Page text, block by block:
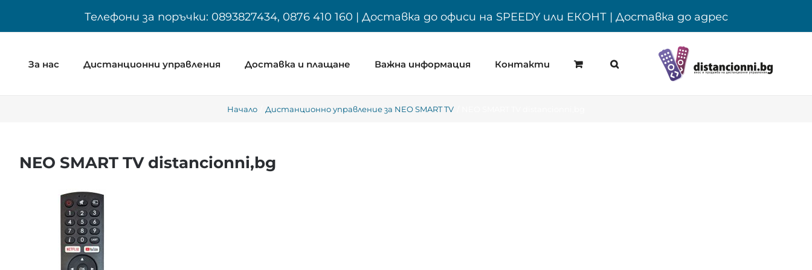
Телефони за поръчки: 0893827434, 0876 410 160 | Доставка до офиси на SPEEDY или ЕКОНТ | Доставка до адрес
За нас Дистанционни управления Доставка и плащане Важна информация Контакти
Начало Дистанционно управление за NEO SMART TV
NEO SMART TV distancionni,bg